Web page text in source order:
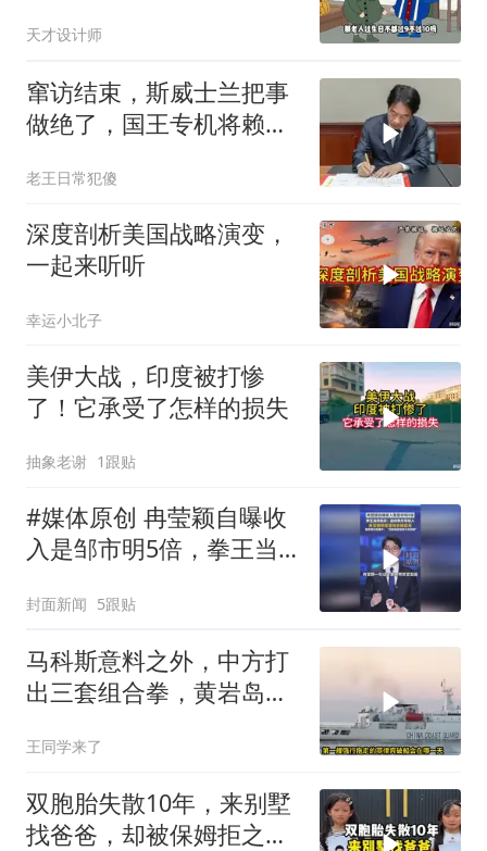
天才设计师
窜访结束，斯威士兰把事
做绝了，国王专机将赖清
老王日常犯傻
深度剖析美国战略演变，
一起来听听
幸运小北子
美伊大战，印度被打惨
了！它承受了怎样的损失
抽象老谢 1跟贴
#媒体原创 冉莹颖自曝收
入是邹市明5倍，拳王当
入，冉莹颖称希望他支棱
起来，邹市明力挺妻
子："没有她就没有今天的
我"
封面新闻 5跟贴
马科斯意料之外，中方打
出三套组合拳，黄岩岛将
王同学来了
双胞胎失散10年，来别墅
找爸爸，却被保姆拒之门